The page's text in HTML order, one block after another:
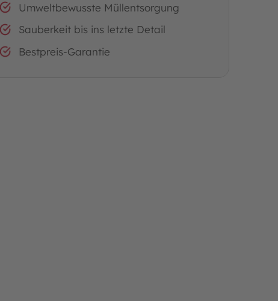
Umweltbewusste Müllentsorgung
Sauberkeit bis ins letzte Detail
Bestpreis-Garantie